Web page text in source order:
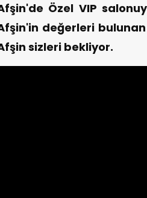
Özel VIP
değerleri
sizleri bekliyor.